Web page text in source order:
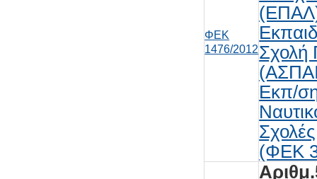
ΦΕΚ
1476/2012
(ΕΠΑΛ)
Σχολή
Εκπ/
(ΦΕΚ